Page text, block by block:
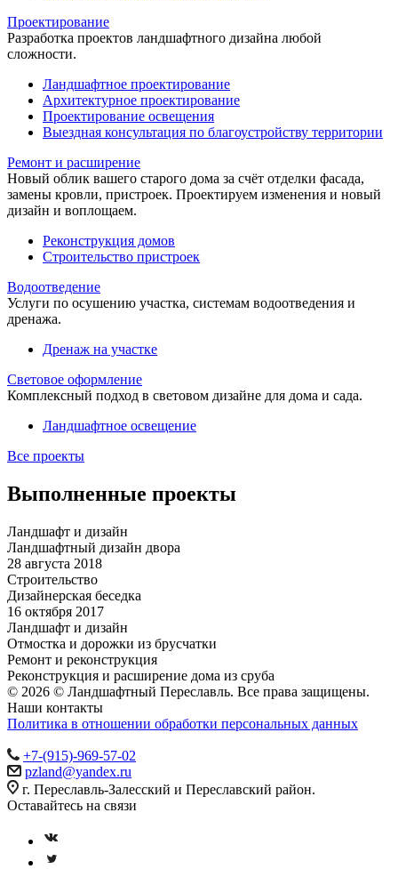
Проектирование
Разработка проектов ландшафтного дизайна любой
сложности.
Ландшафтное проектирование
Архитектурное проектирование
Проектирование освещения
Выездная консультация по благоустройству территории
Ремонт и расширение
Новый облик вашего старого дома за счёт отделки фасада,
замены кровли, пристроек. Проектируем изменения и новый
дизайн и воплощаем.
Реконструкция домов
Строительство пристроек
Водоотведение
Услуги по осушению участка, системам водоотведения и
дренажа.
Дренаж на участке
Световое оформление
Комплексный подход в световом дизайне для дома и сада.
Ландшафтное освещение
Все проекты
Выполненные проекты
Ландшафт и дизайн
Ландшафтный дизайн двора
28 августа 2018
Строительство
Дизайнерская беседка
16 октября 2017
Ландшафт и дизайн
Отмостка и дорожки из брусчатки
Ремонт и реконструкция
Реконструкция и расширение дома из сруба
© 2026 © Ландшафтный Переславль. Все права защищены.
Наши контакты
Политика в отношении обработки персональных данных
+7-(915)-969-57-02
pzland@yandex.ru
г. Переславль-Залесский и Переславский район.
Оставайтесь на связи